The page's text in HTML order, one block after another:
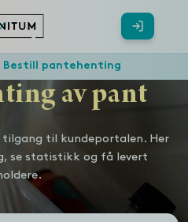
Bestill pantehenting
av pant
tilgang til kundeportalen. Her
se statistikk og få levert